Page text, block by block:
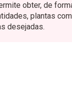
obter, de
plantas
desejadas.